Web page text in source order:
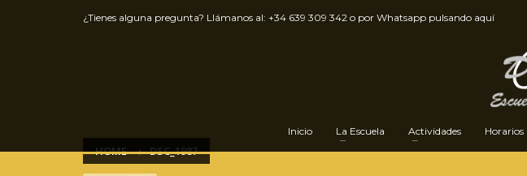
¿Tienes alguna pregunta? Llámanos al: +34 639 309 342 o por Whatsapp pulsando aquí
Inicio La Escuela Actividades Horarios
HOME DSC_1987